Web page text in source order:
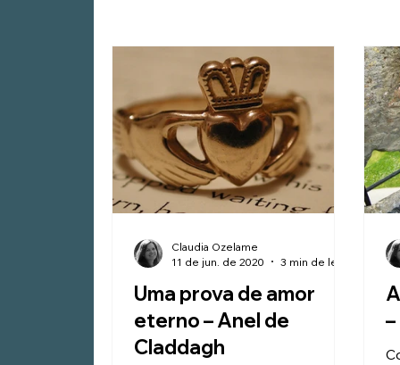
Uma prova de amor
eterno – Anel de
Claddagh
Claudia Ozelame
11 de jun. de 2020